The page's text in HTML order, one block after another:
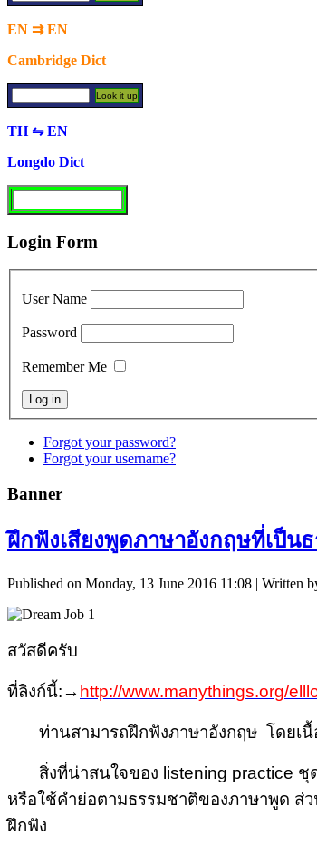
EN ⇉ EN
Cambridge Dict
TH ⇋ EN
Longdo Dict
Login Form
User Name
Password
Remember Me
Forgot your password?
Forgot your username?
Banner
ฝึกฟังเสียงพูดภาษาอังกฤษที่เป็น
Published on Monday, 13 June 2016 11:08 | Written
สวัสดีครับ
ที่ลิงก์นี้:→ http://www.manythings.org/
ท่านสามารถฝึกฟังภาษาอังกฤษ โดยเนื้
สิ่งที่น่าสนใจของ listening practice ชุด
หรือใช้คำย่อตามธรรมชาติของภาษาพูด ส่
ฝึกฟัง